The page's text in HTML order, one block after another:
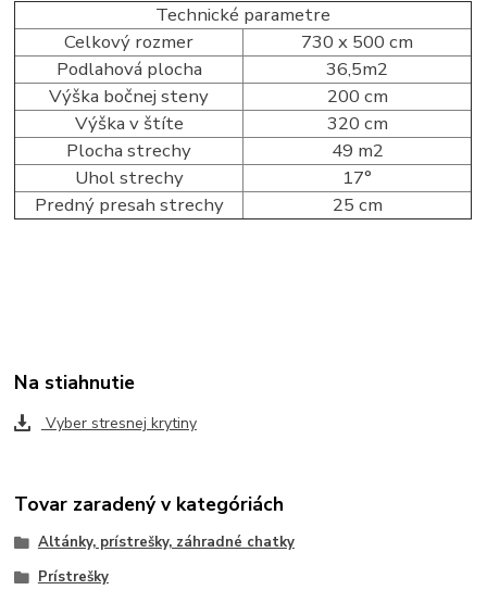
Technické parametre
Celkový rozmer
730 x 500 cm
Podlahová plocha
36,5m2
Výška bočnej steny
200 cm
Výška v štíte
320 cm
Plocha strechy
49 m2
Uhol strechy
17°
Predný presah strechy
25 cm
Na stiahnutie
Vyber stresnej krytiny
Tovar zaradený v kategóriách
Altánky, prístrešky, záhradné chatky
Prístrešky